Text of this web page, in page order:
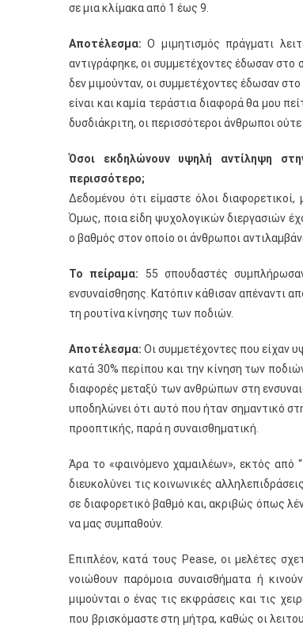
σε μια κλίμακα από 1 έως 9.
Αποτέλεσμα: Ο μιμητισμός πράγματι
αντιγράφηκε, οι συμμετέχοντες έδωσαν στο
δεν μιμούνταν, οι συμμετέχοντες έδωσαν
είναι και καμία τεράστια διαφορά θα μου
δυσδιάκριτη, οι περισσότεροι άνθρωποι
Όσοι εκδηλώνουν υψηλή αντίληψη
περισσότερο;
Δεδομένου ότι είμαστε όλοι
Όμως, ποια είδη ψυχολογικών διεργασιών
ο βαθμός στον οποίο οι άνθρωποι
Το πείραμα: 55 σπουδαστές
ενσυναίσθησης. Κατόπιν κάθισαν απέναντι
τη ρουτίνα κίνησης των ποδιών.
Αποτέλεσμα: Οι συμμετέχοντες που είχαν
κατά 30% περίπου και την κίνηση των
διαφορές μεταξύ των ανθρώπων στη
υποδηλώνει ότι αυτό που ήταν σημαντικό
προοπτικής, παρά η συναισθηματική.
Άρα το «φαινόμενο χαμαιλέων», εκτός από
διευκολύνει τις κοινωνικές
σε διαφορετικό βαθμό και, ακριβώς όπως
να μας συμπαθούν.
Επιπλέον, κατά τους Pease, oι μελέτες
νοιώθουν παρόμοια συναισθήματα ή
μιμούνται ο ένας τις εκφράσεις και τις
που βρισκόμαστε στη μήτρα, καθώς οι